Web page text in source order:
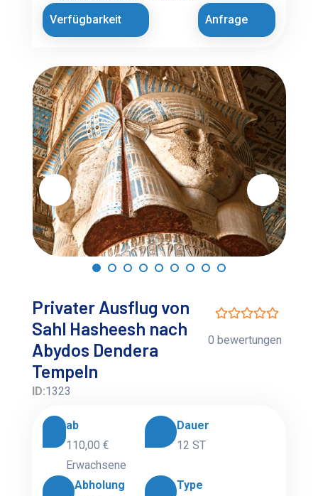
Privater Ausflug von
Sahl Hasheesh nach
Abydos Dendera
Tempeln
ID:1323
0 bewertungen
ab
110,00 €
Erwachsene
Dauer
12 ST
Abholung
Type
Verfügbarkeit
Anfrage